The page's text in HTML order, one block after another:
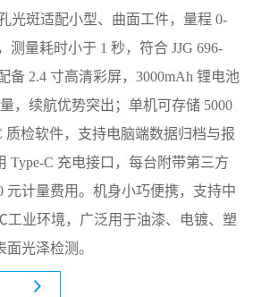
光斑适配小型、曲面工件，量程 0-
测量耗时小于 1 秒，符合 JJG 696-
备 2.4 寸高清彩屏，3000mAh 锂电池
，续航优势突出；单机可存储 5000
质检软件，支持电脑端数据归档与报
Type-C 充电接口，每台附带第三方
元计量费用。机身小巧便携，支持中
工业环境，广泛用于油漆、电镀、塑
光泽检测。